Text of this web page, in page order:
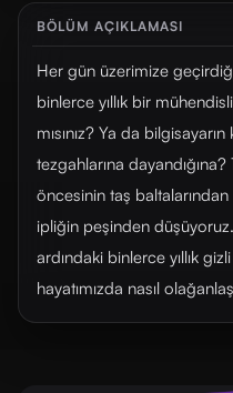
BÖLÜM AÇIKLAMASI
Her gün üzerimize
binlerce yıllık bir
mısınız? Ya da
tezgahlarına
öncesinin taş
ipliğin peşinden düşüyoruz.
ardındaki binlerce yıllık
hayatımızda nasıl